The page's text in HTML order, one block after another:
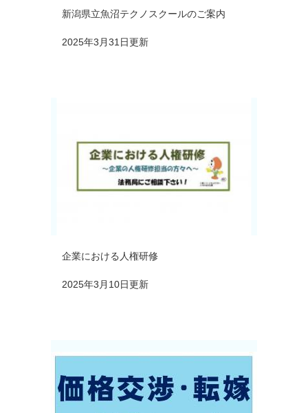
新潟県立魚沼テクノスクールのご案内
2025年3月31日更新
企業における人権研修
2025年3月10日更新